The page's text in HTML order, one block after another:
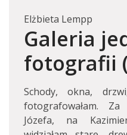
Elżbieta Lempp
Galeria
fotografii
Schody, okna,
fotografowałam.
Józefa, na